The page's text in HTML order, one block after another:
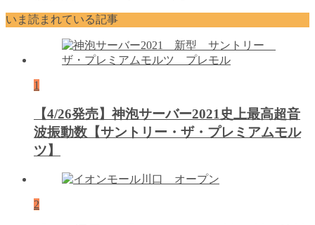
いま読まれている記事
1
【4/26発売】神泡サーバー2021史上最高超音
波振動数【サントリー・ザ・プレミアムモル
ツ】
2